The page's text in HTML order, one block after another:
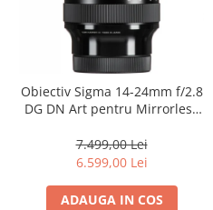
Obiectiv Sigma 14-24mm f/2.8
DG DN Art pentru Mirrorless
Profesionist
7.499,00 Lei
6.599,00 Lei
ADAUGA IN COS